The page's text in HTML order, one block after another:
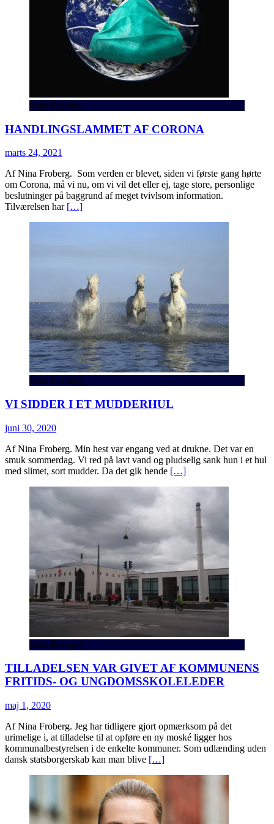
Nina Froberg
HANDLINGSLAMMET AF CORONA
marts 24, 2021
Af Nina Froberg. Som verden er blevet, siden vi første gang hørte
om Corona, må vi nu, om vi vil det eller ej, tage store, personlige
beslutninger på baggrund af meget tvivlsom information.
Tilværelsen har […]
Nina Froberg
VI SIDDER I ET MUDDERHUL
juni 30, 2020
Af Nina Froberg. Min hest var engang ved at drukne. Det var en
smuk sommerdag. Vi red på lavt vand og pludselig sank hun i et hul
med slimet, sort mudder. Da det gik hende […]
Nina Froberg
TILLADELSEN VAR GIVET AF KOMMUNENS
FRITIDS- OG UNGDOMSSKOLELEDER
maj 1, 2020
Af Nina Froberg. Jeg har tidligere gjort opmærksom på det
urimelige i, at tilladelse til at opføre en ny moské ligger hos
kommunalbestyrelsen i de enkelte kommuner. Som udlænding uden
dansk statsborgerskab kan man blive […]